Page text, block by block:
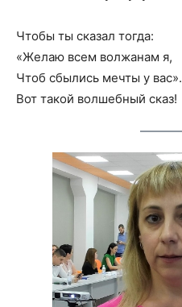
Чтобы ты сказал тогда:
«Желаю всем волжанам я,
Чтоб сбылись мечты у вас».
Вот такой волшебный сказ!